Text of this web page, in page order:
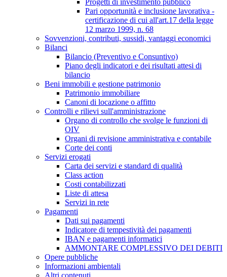
Progetti di investimento pubblico
Pari opportunità e inclusione lavorativa -
certificazione di cui all'art.17 della legge
12 marzo 1999, n. 68
Sovvenzioni, contributi, sussidi, vantaggi economici
Bilanci
Bilancio (Preventivo e Consuntivo)
Piano degli indicatori e dei risultati attesi di
bilancio
Beni immobili e gestione patrimonio
Patrimonio immobiliare
Canoni di locazione o affitto
Controlli e rilievi sull'amministrazione
Organo di controllo che svolge le funzioni di
OIV
Organi di revisione amministrativa e contabile
Corte dei conti
Servizi erogati
Carta dei servizi e standard di qualità
Class action
Costi contabilizzati
Liste di attesa
Servizi in rete
Pagamenti
Dati sui pagamenti
Indicatore di tempestività dei pagamenti
IBAN e pagamenti informatici
AMMONTARE COMPLESSIVO DEI DEBITI
Opere pubbliche
Informazioni ambientali
Altri contenuti